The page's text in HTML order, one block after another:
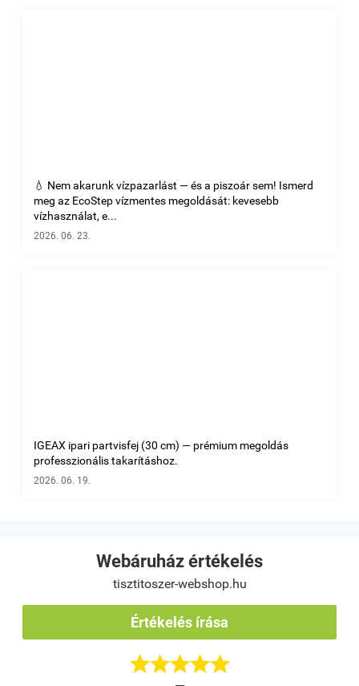
💧 Nem akarunk vízpazarlást — és a piszoár sem! Ismerd
meg az EcoStep vízmentes megoldását: kevesebb
vízhasználat, e...
2026. 06. 23.
IGEAX ipari partvisfej (30 cm) — prémium megoldás
professzionális takarításhoz.
2026. 06. 19.
Webáruház értékelés
tisztitoszer-webshop.hu
Értékelés írása
